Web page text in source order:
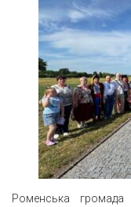
Роменська громада